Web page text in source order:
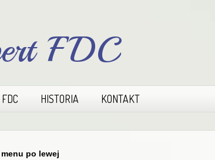
FDC
HISTORIA KONTAKT
po lewej